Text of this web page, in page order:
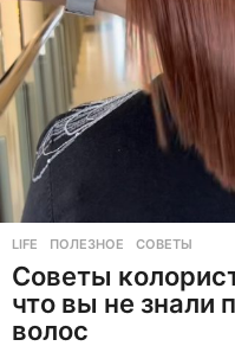
а
д
LIFE ПОЛЕЗНОЕ ,СОВЕТЫ
Советы
что вы не знали
волос